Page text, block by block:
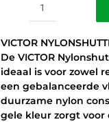
VICTOR
3000
PLATIN
-
MEDIUM
-
GEEL
VICTOR
De VICTOR
ideaal is voor zowel
een gebalanceerde
duurzame nylon
gele kleur zorgt voor